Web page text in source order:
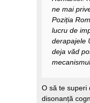
ne mai
Poziția
lucru de
derapajele
deja văd
O să te superi
disonanță